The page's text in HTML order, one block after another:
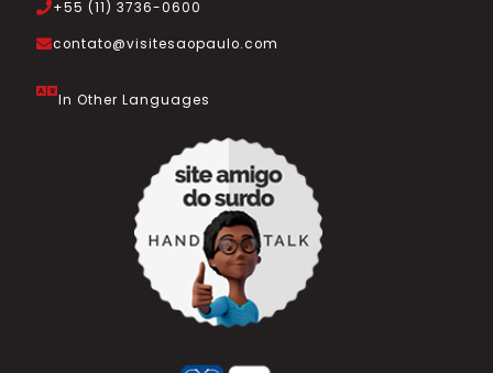
+55 (11) 3736-0600
contato@visitesaopaulo.com
In Other Languages